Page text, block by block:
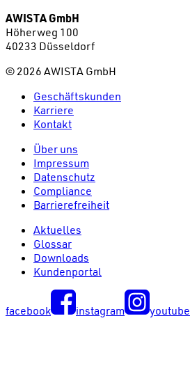
AWISTA GmbH
Höherweg 100
40233 Düsseldorf
©2026 AWISTA GmbH
Geschäftskunden
Karriere
Kontakt
Über uns
Impressum
Datenschutz
Compliance
Barrierefreiheit
Aktuelles
Glossar
Downloads
Kundenportal
facebook instagram youtube